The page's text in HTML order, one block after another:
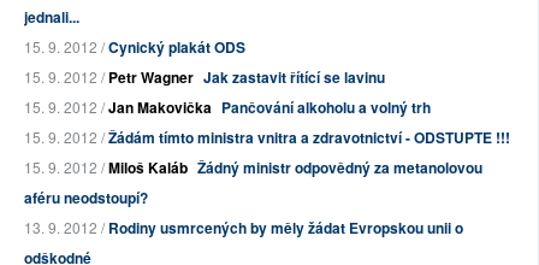
jednali...
15. 9. 2012 /Cynický plakát ODS
15. 9. 2012 /Petr Wagner Jak zastavit řítící se lavinu
15. 9. 2012 /Jan Makovička Pančování alkoholu a volný trh
15. 9. 2012 /Žádám tímto ministra vnitra a zdravotnictví - ODSTUPTE !!!
15. 9. 2012 /Miloš Kaláb Žádný ministr odpovědný za metanolovou
aféru neodstoupí?
13. 9. 2012 /Rodiny usmrcených by měly žádat Evropskou unii o
odškodné